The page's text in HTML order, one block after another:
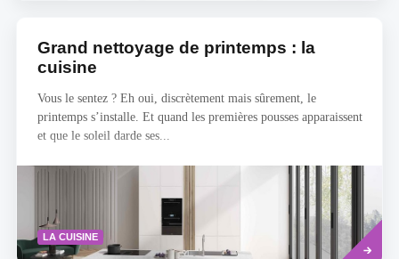
Grand nettoyage de printemps : la
cuisine
Vous le sentez ? Eh oui, discrètement mais sûrement, le
printemps s’installe. Et quand les premières pousses apparaissent
et que le soleil darde ses...
LA CUISINE
Read
more